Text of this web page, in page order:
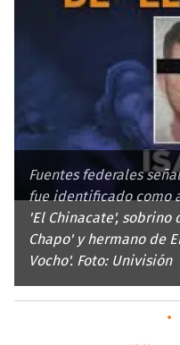
Fuentes federales
fue identificado como
'El Chinacate', sobrino
Chapo' y hermano de
Vocho'. Foto: Univisión
•